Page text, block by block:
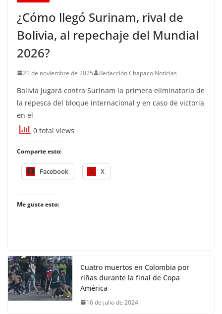
¿Cómo llegó Surinam, rival de
Bolivia, al repechaje del Mundial
2026?
21 de noviembre de 2025 Redacción Chapaco Noticias
Bolivia jugará contra Surinam la primera eliminatoria de
la repesca del bloque internacional y en caso de victoria
en el
0 total views
Comparte esto:
Facebook X
Me gusta esto:
Cuatro muertos en Colombia por
riñas durante la final de Copa
América
16 de julio de 2024